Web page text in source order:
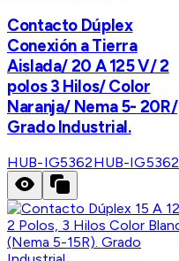
Contacto Dúplex
Conexión a Tierra
Aislada/ 20 A 125 V/ 2
polos 3 Hilos/ Color
Naranja/ Nema 5- 20R/
Grado Industrial.
HUB-IG5362HUB-IG5362